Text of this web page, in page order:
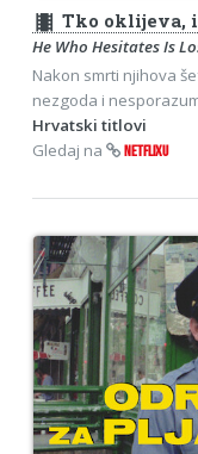
theaters Tko oklijeva,
He Who Hesitates Is
Nakon smrti njihova
nezgoda i
Hrvatski titlovi
Gledaj na
NETFLIXU